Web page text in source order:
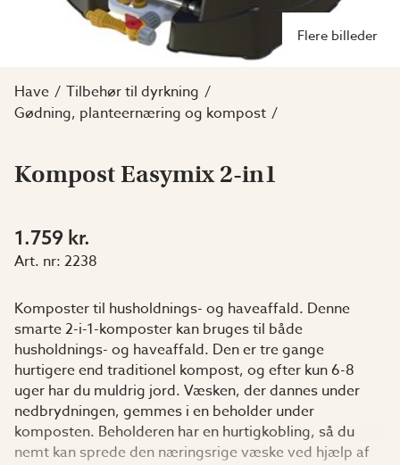
Flere billeder
Have
Tilbehør til dyrkning
Gødning, planteernæring og kompost
Kompost Easymix 2-in1
1.759 kr.
Art. nr: 2238
Komposter til husholdnings- og haveaffald. Denne
smarte 2-i-1-komposter kan bruges til både
husholdnings- og haveaffald. Den er tre gange
hurtigere end traditionel kompost, og efter kun 6-8
uger har du muldrig jord. Væsken, der dannes under
nedbrydningen, gemmes i en beholder under
komposten. Beholderen har en hurtigkobling, så du
nemt kan sprede den næringsrige væske ved hjælp af